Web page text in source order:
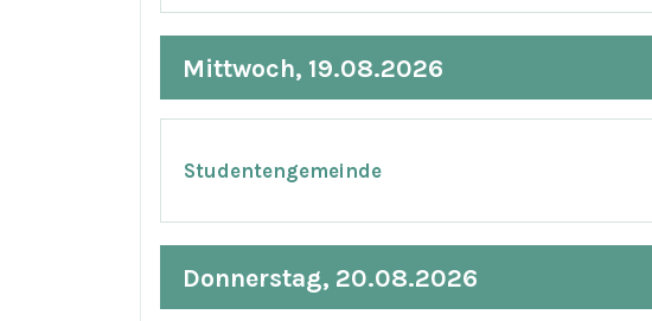
Mittwoch, 19.08.2026
Studentengemeinde
Donnerstag, 20.08.2026